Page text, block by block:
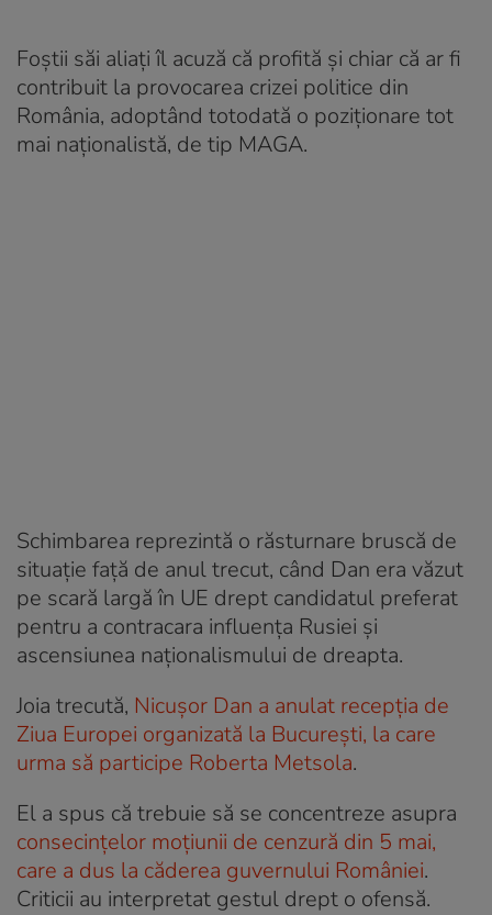
Foștii săi aliați îl acuză că profită și chiar că ar fi
contribuit la provocarea crizei politice din
România, adoptând totodată o poziționare tot
mai naționalistă, de tip MAGA.
Schimbarea reprezintă o răsturnare bruscă de
situație față de anul trecut, când Dan era văzut
pe scară largă în UE drept candidatul preferat
pentru a contracara influența Rusiei și
ascensiunea naționalismului de dreapta.
Joia trecută, Nicușor Dan a anulat recepția de
Ziua Europei organizată la București, la care
urma să participe Roberta Metsola.
El a spus că trebuie să se concentreze asupra
consecințelor moțiunii de cenzură din 5 mai,
care a dus la căderea guvernului României.
Criticii au interpretat gestul drept o ofensă.